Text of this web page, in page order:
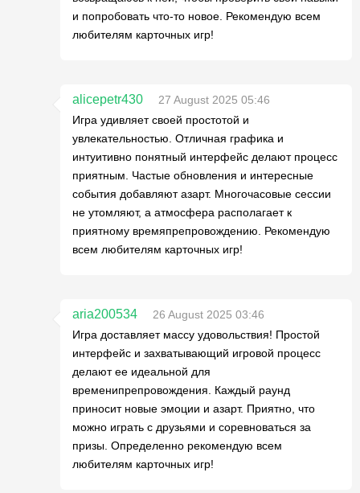
и попробовать что-то новое. Рекомендую всем
любителям карточных игр!
alicepetr430
27 August 2025 05:46
Игра удивляет своей простотой и
увлекательностью. Отличная графика и
интуитивно понятный интерфейс делают процесс
приятным. Частые обновления и интересные
события добавляют азарт. Многочасовые сессии
не утомляют, а атмосфера располагает к
приятному времяпрепровождению. Рекомендую
всем любителям карточных игр!
aria200534
26 August 2025 03:46
Игра доставляет массу удовольствия! Простой
интерфейс и захватывающий игровой процесс
делают ее идеальной для
временипрепровождения. Каждый раунд
приносит новые эмоции и азарт. Приятно, что
можно играть с друзьями и соревноваться за
призы. Определенно рекомендую всем
любителям карточных игр!